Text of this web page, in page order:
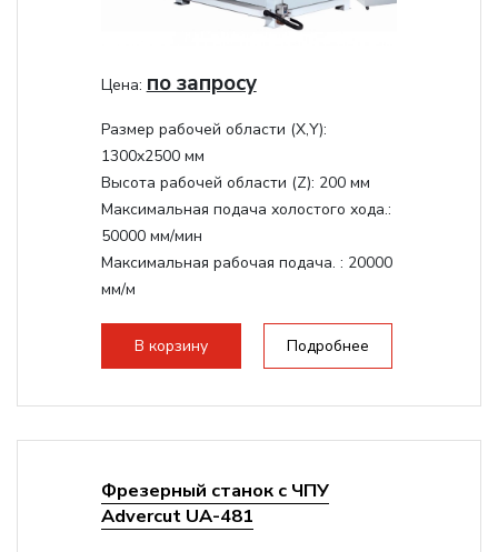
Цена: по запросу
Размер рабочей области (Х,Y):
1300x2500 мм
Высота рабочей области (Z): 200 мм
Максимальная подача холостого хода.:
50000 мм/мин
Максимальная рабочая подача. : 20000
мм/м
стандартно:Вакуумный стол
Цанговый патрон:ER32
В корзину Подробнее
Фрезерный станок с ЧПУ
Advercut UA-481